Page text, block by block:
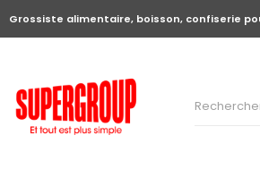
Grossiste alimentaire, boisson, confiserie